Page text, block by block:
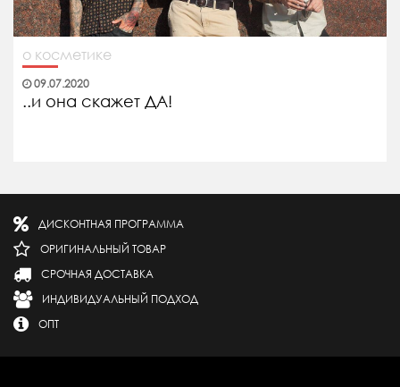
о косметике
09.07.2020
..и она скажет ДА!
ДИСКОНТНАЯ ПРОГРАММА
ОРИГИНАЛЬНЫЙ ТОВАР
СРОЧНАЯ ДОСТАВКА
ИНДИВИДУАЛЬНЫЙ ПОДХОД
ОПТ